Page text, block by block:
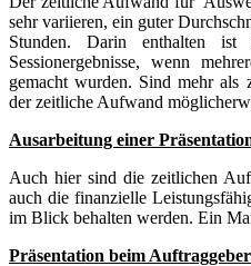
sehr variieren, ein guter
Stunden. Darin enthalten
Sessionergebnisse, wenn
gemacht wurden. Sind mehr als
der zeitliche Aufwand
Ausarbeitung einer
Auch hier sind die zeitlichen
auch die finanzielle
im Blick behalten werden. Ein
Präsentation beim Auftraggeber